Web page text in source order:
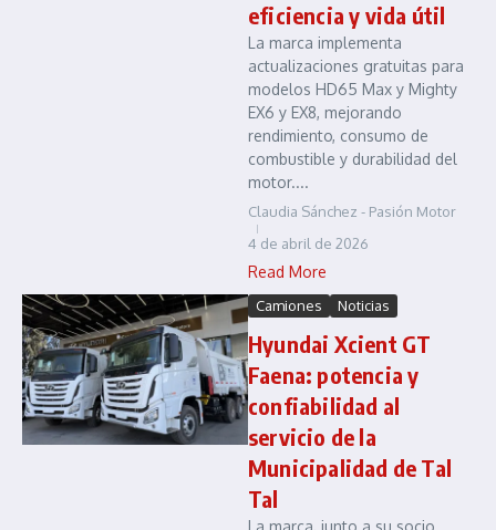
eficiencia y vida útil
La marca implementa
actualizaciones gratuitas para
modelos HD65 Max y Mighty
EX6 y EX8, mejorando
rendimiento, consumo de
combustible y durabilidad del
motor....
Claudia Sánchez - Pasión Motor
4 de abril de 2026
Read More
Camiones Noticias
Hyundai Xcient GT
Faena: potencia y
confiabilidad al
servicio de la
Municipalidad de Tal
Tal